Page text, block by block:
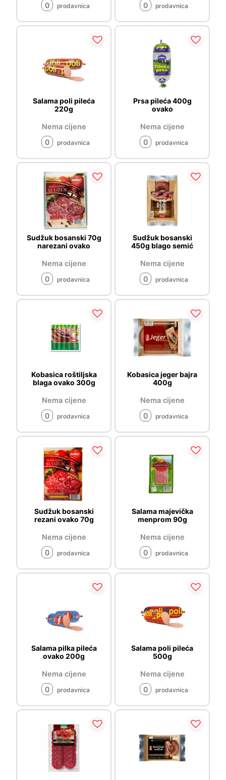
0
prodavnica
0
prodavnica
Salama poli pileća
220g
Nema cijene
0
prodavnica
Prsa pileća 400g
ovako
Nema cijene
0
prodavnica
Sudžuk bosanski 70g
narezani ovako
Nema cijene
0
prodavnica
Sudžuk bosanski
450g blago semić
Nema cijene
0
prodavnica
Kobasica roštiljska
blaga ovako 300g
Nema cijene
0
prodavnica
Kobasica jeger bajra
400g
Nema cijene
0
prodavnica
Sudžuk bosanski
rezani ovako 70g
Nema cijene
0
prodavnica
Salama majevička
menprom 90g
Nema cijene
0
prodavnica
Salama pilka pileća
ovako 200g
Nema cijene
0
prodavnica
Salama poli pileća
500g
Nema cijene
0
prodavnica